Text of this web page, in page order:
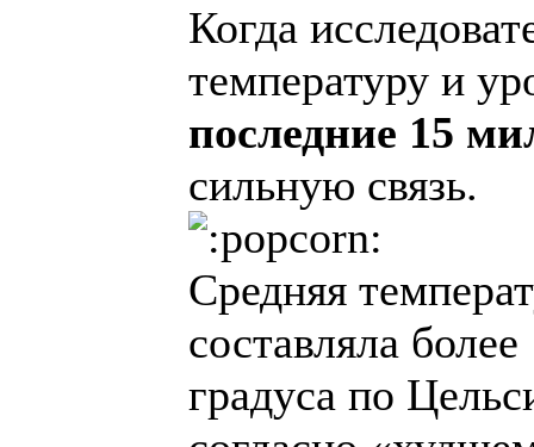
Когда
температуру и
последние 15
сильную связь.
Средняя
составляла
градуса по